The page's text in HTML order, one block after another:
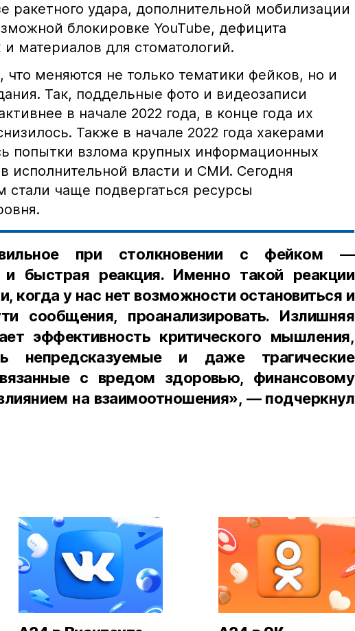
ракетного удара, дополнительной мобилизации
блокировке YouTube, дефицита
материалов для стоматологий.
что меняются не только тематики фейков, но и
Так, поддельные фото и видеозаписи
в начале 2022 года, в конце года их
Также в начале 2022 года хакерами
попытки взлома крупных информационных
исполнительной власти и СМИ. Сегодня
стали чаще подвергаться ресурсы
при столкновении с фейком —
и быстрая реакция. Именно такой реакции
когда у нас нет возможности остановиться и
сообщения, проанализировать. Излишняя
эффективность критического мышления,
непредсказуемые и даже трагические
с вредом здоровью, финансовому
на взаимоотношения», — подчеркнул